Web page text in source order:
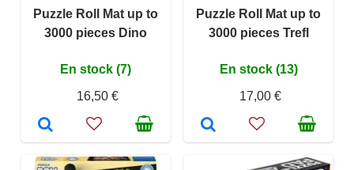
Puzzle Roll Mat up to
3000 pieces Dino
En stock (7)
16,50 €
Puzzle Roll Mat up to
3000 pieces Trefl
En stock (13)
17,00 €